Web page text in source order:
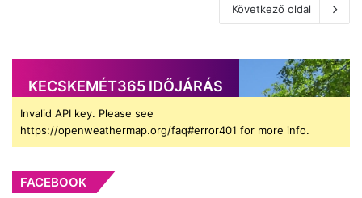
Következő oldal
KECSKEMÉT365 IDŐJÁRÁS
Invalid API key. Please see
https://openweathermap.org/faq#error401 for more info.
FACEBOOK